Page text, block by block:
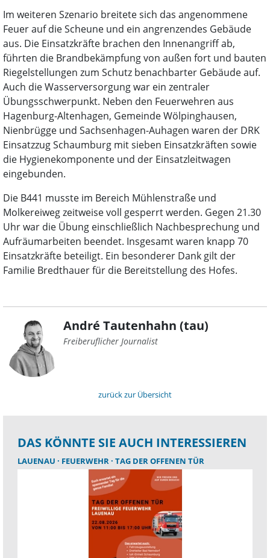
Im weiteren Szenario breitete sich das angenommene
Feuer auf die Scheune und ein angrenzendes Gebäude
aus. Die Einsatzkräfte brachen den Innenangriff ab,
führten die Brandbekämpfung von außen fort und bauten
Riegelstellungen zum Schutz benachbarter Gebäude auf.
Auch die Wasserversorgung war ein zentraler
Übungsschwerpunkt. Neben den Feuerwehren aus
Hagenburg-Altenhagen, Gemeinde Wölpinghausen,
Nienbrügge und Sachsenhagen-Auhagen waren der DRK
Einsatzzug Schaumburg mit sieben Einsatzkräften sowie
die Hygienekomponente und der Einsatzleitwagen
eingebunden.
Die B441 musste im Bereich Mühlenstraße und
Molkereiweg zeitweise voll gesperrt werden. Gegen 21.30
Uhr war die Übung einschließlich Nachbesprechung und
Aufräumarbeiten beendet. Insgesamt waren knapp 70
Einsatzkräfte beteiligt. Ein besonderer Dank gilt der
Familie Bredthauer für die Bereitstellung des Hofes.
André Tautenhahn (tau)
Freiberuflicher Journalist
zurück zur Übersicht
DAS KÖNNTE SIE AUCH INTERESSIEREN
LAUENAU FEUERWEHR TAG DER OFFENEN TÜR